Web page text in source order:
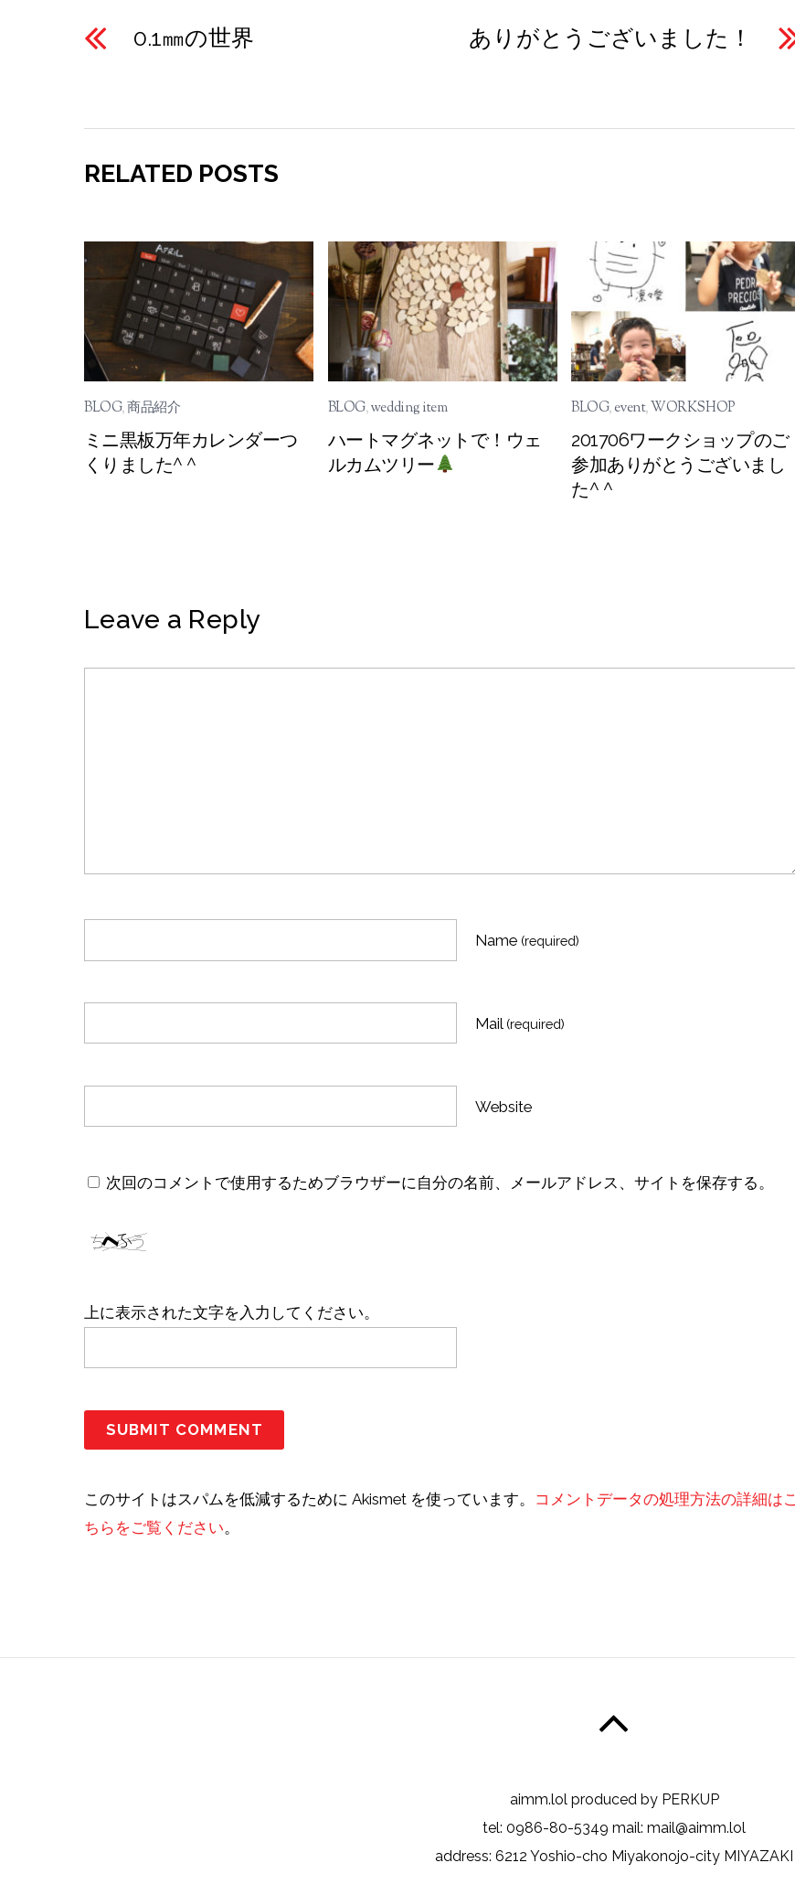
0.1㎜の世界 ありがとうございました！
RELATED POSTS
BLOG,商品紹介
ミニ黒板万年カレンダーつ
くりました^ ^
BLOG,wedding item
ハートマグネットで！ウェ
ルカムツリー
BLOG,event,WORKSHOP
201706ワークショップのご
参加ありがとうございまし
た^ ^
Leave a Reply
Name (required)
Mail (required)
Website
次回のコメントで使用するためブラウザーに自分の名前、メールアドレス、サイトを保存する。
上に表示された文字を入力してください。
このサイトはスパムを低減するために Akismet を使っています。 コメントデータの処理方法の詳細はこ
ちらをご覧ください。
aimm.lol produced by PERKUP
tel: 0986-80-5349 mail: mail@aimm.lol
address: 6212 Yoshio-cho Miyakonojo-city MIYAZAKI